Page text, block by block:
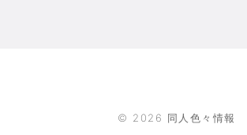
© 2026 同人色々情報